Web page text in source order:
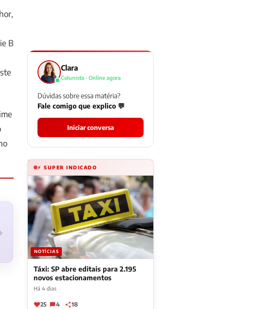
B
Clara
Colunista · Online agora
Dúvidas sobre essa matéria?
Fale comigo que explico 💬
Iniciar conversa
⚡ SUPER INDICADO
NOTÍCIAS
Táxi: SP abre editais para 2.195
novos estacionamentos
Há 4 dias
25 4 18